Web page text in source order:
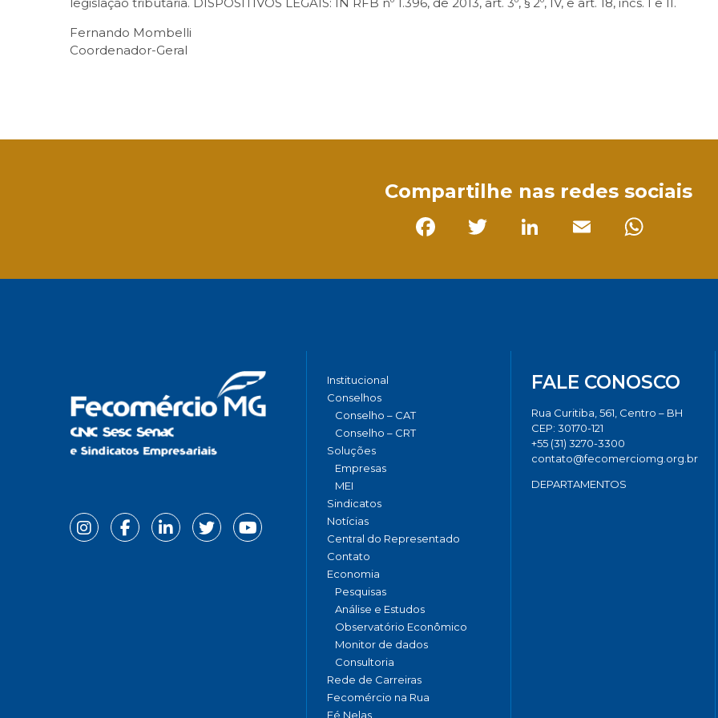
Fernando Mombelli
Coordenador-Geral
Compartilhe nas redes sociais
Institucional
Conselhos
Conselho – CAT
Conselho – CRT
Soluções
Empresas
MEI
Sindicatos
Notícias
Central do Representado
Contato
Economia
Pesquisas
Análise e Estudos
Observatório Econômico
Monitor de dados
Consultoria
Rede de Carreiras
Fecomércio na Rua
Fé Nelas
FALE CONOSCO
Rua Curitiba, 561, Centro – BH
CEP: 30170-121
+55 (31) 3270-3300
contato@fecomerciomg.org.br
DEPARTAMENTOS